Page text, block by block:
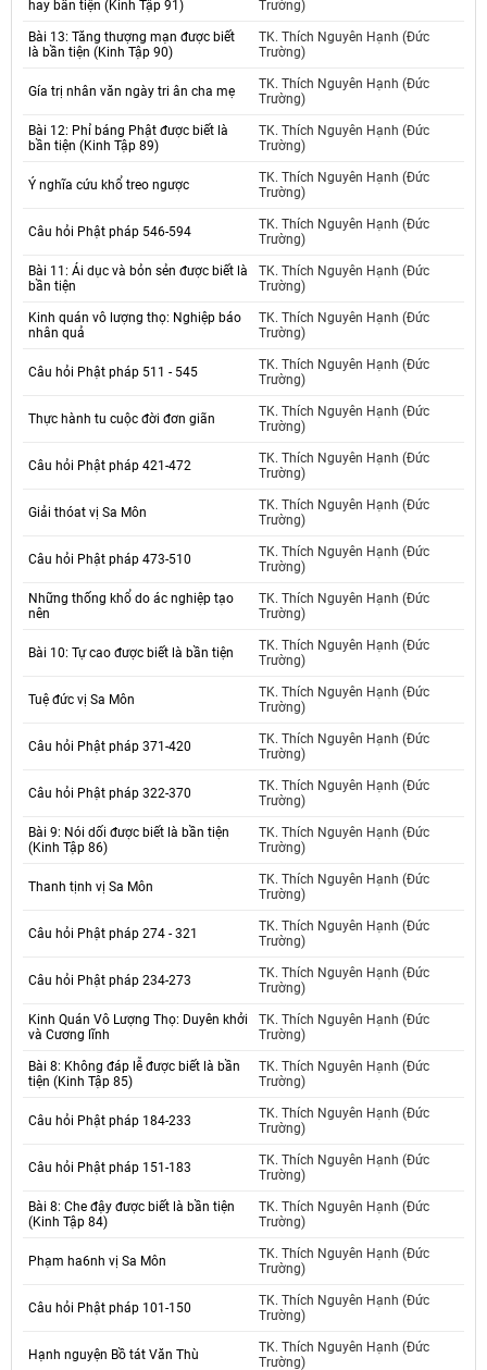
hay bần tiện (Kinh Tập 91) Trường)
Bài 13: Tăng thượng mạn được biết
là bần tiện (Kinh Tập 90)
TK. Thích Nguyên Hạnh (Đức
Trường)
Gía trị nhân văn ngày tri ân cha mẹ
TK. Thích Nguyên Hạnh (Đức
Trường)
Bài 12: Phỉ báng Phật được biết là
bần tiện (Kinh Tập 89)
TK. Thích Nguyên Hạnh (Đức
Trường)
Ý nghĩa cứu khổ treo ngược
TK. Thích Nguyên Hạnh (Đức
Trường)
Câu hỏi Phật pháp 546-594
TK. Thích Nguyên Hạnh (Đức
Trường)
Bài 11: Ái dục và bỏn sẻn được biết là
bần tiện
TK. Thích Nguyên Hạnh (Đức
Trường)
Kinh quán vô lượng thọ: Nghiệp báo
nhân quả
TK. Thích Nguyên Hạnh (Đức
Trường)
Câu hỏi Phật pháp 511 - 545
TK. Thích Nguyên Hạnh (Đức
Trường)
Thực hành tu cuộc đời đơn giãn
TK. Thích Nguyên Hạnh (Đức
Trường)
Câu hỏi Phật pháp 421-472
TK. Thích Nguyên Hạnh (Đức
Trường)
Giải thóat vị Sa Môn
TK. Thích Nguyên Hạnh (Đức
Trường)
Câu hỏi Phật pháp 473-510
TK. Thích Nguyên Hạnh (Đức
Trường)
Những thống khổ do ác nghiệp tạo
nên
TK. Thích Nguyên Hạnh (Đức
Trường)
Bài 10: Tự cao được biết là bần tiện
TK. Thích Nguyên Hạnh (Đức
Trường)
Tuệ đức vị Sa Môn
TK. Thích Nguyên Hạnh (Đức
Trường)
Câu hỏi Phật pháp 371-420
TK. Thích Nguyên Hạnh (Đức
Trường)
Câu hỏi Phật pháp 322-370
TK. Thích Nguyên Hạnh (Đức
Trường)
Bài 9: Nói dối được biết là bần tiện
(Kinh Tập 86)
TK. Thích Nguyên Hạnh (Đức
Trường)
Thanh tịnh vị Sa Môn
TK. Thích Nguyên Hạnh (Đức
Trường)
Câu hỏi Phật pháp 274 - 321
TK. Thích Nguyên Hạnh (Đức
Trường)
Câu hỏi Phật pháp 234-273
TK. Thích Nguyên Hạnh (Đức
Trường)
Kinh Quán Vô Lượng Thọ: Duyên khởi
và Cương lĩnh
TK. Thích Nguyên Hạnh (Đức
Trường)
Bài 8: Không đáp lễ được biết là bần
tiện (Kinh Tập 85)
TK. Thích Nguyên Hạnh (Đức
Trường)
Câu hỏi Phật pháp 184-233
TK. Thích Nguyên Hạnh (Đức
Trường)
Câu hỏi Phật pháp 151-183
TK. Thích Nguyên Hạnh (Đức
Trường)
Bài 8: Che đậy được biết là bần tiện
(Kinh Tập 84)
TK. Thích Nguyên Hạnh (Đức
Trường)
Phạm ha6nh vị Sa Môn
TK. Thích Nguyên Hạnh (Đức
Trường)
Câu hỏi Phật pháp 101-150
TK. Thích Nguyên Hạnh (Đức
Trường)
Hạnh nguyện Bồ tát Văn Thù
TK. Thích Nguyên Hạnh (Đức
Trường)